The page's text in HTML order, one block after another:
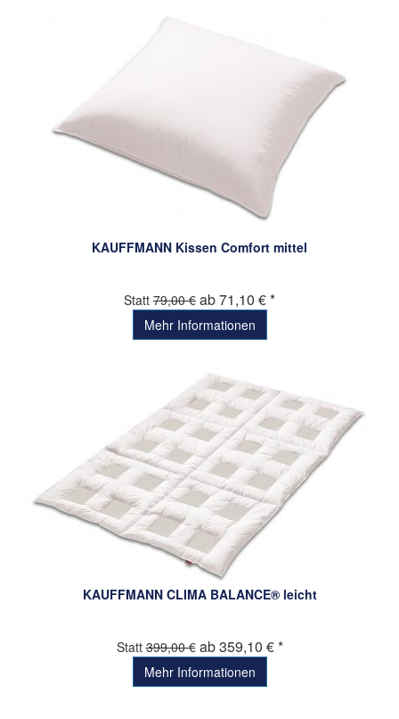
KAUFFMANN Kissen Comfort mittel
Statt 79,00 € ab 71,10 € *
Mehr Informationen
KAUFFMANN CLIMA BALANCE® leicht
Statt399,00 € ab 359,10 € *
Mehr Informationen